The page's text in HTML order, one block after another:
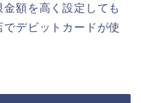
額を高く設定しても
デビットカードが使